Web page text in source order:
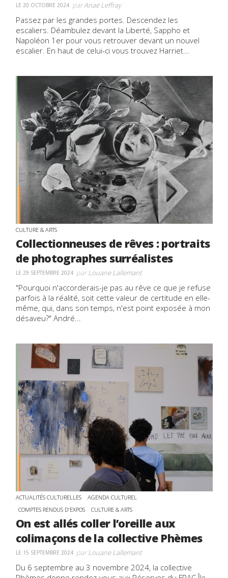
LE 20 OCTOBRE 2024 parAnaë Leffray
Passez par les grandes portes. Descendez les
escaliers. Déambulez devant la Liberté, Sappho et
Napoléon 1er pour vous retrouver devant un nouvel
escalier. En haut de celui-ci vous trouvez Harriet...
CULTURE & ARTS
Collectionneuses de rêves : portraits
de photographes surréalistes
LE 29 SEPTEMBRE 2024 parLouane Lallemant
"Pourquoi n'accorderais-je pas au rêve ce que je refuse
parfois à la réalité, soit cette valeur de certitude en elle-
même, qui, dans son temps, n'est point exposée à mon
désaveu?" André...
ACTUALITÉS CULTURELLES
AGENDA CULTUREL
COMPTES RENDUS D'EXPOS
CULTURE & ARTS
On est allés coller l’oreille aux
colimaçons de la collective Phèmes
LE 15 SEPTEMBRE 2024 parLouane Lallemant
Du 6 septembre au 3 novembre 2024, la collective